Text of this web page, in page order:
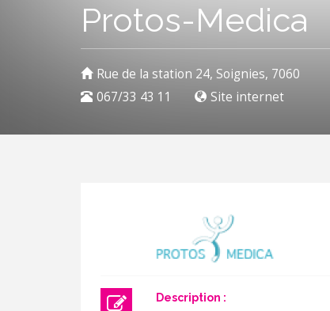
Protos-Medica
Rue de la station 24, Soignies, 7060
067/33 43 11
Site internet
Description :